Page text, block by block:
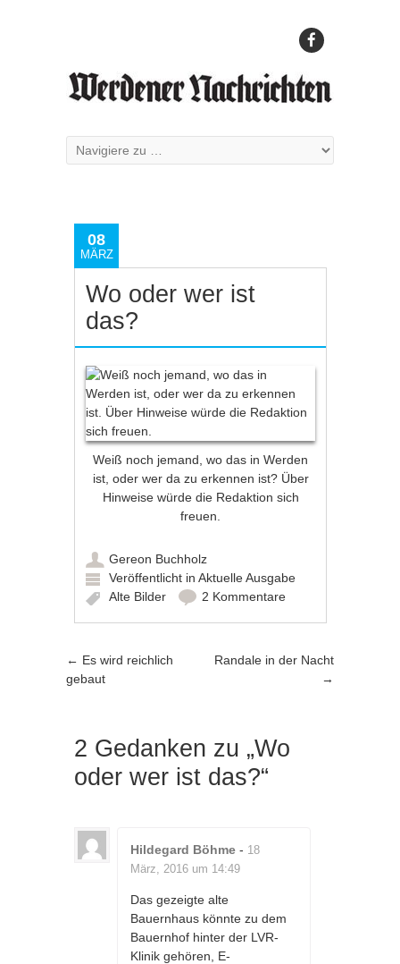
08
MÄRZ
Wo oder wer ist
das?
Weiß noch jemand, wo das in Werden
ist, oder wer da zu erkennen ist? Über
Hinweise würde die Redaktion sich
freuen.
Gereon Buchholz
Veröffentlicht inAktuelle Ausgabe
Alte Bilder
2 Kommentare
Artikel-Navigation
← Es wird reichlich
gebaut
Randale in der Nacht
→
2 Gedanken zu „Wo
oder wer ist das?“
Hildegard Böhme - 18
März, 2016 um 14:49
Das gezeigte alte
Bauernhaus könnte zu dem
Bauernhof hinter der LVR-
Klinik gehören, E-